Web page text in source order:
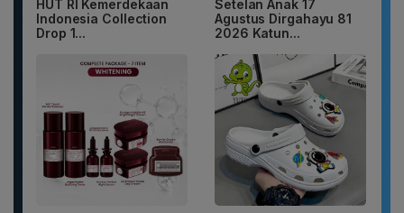
HUT RI Kemerdekaan
Indonesia Collection
Drop 1...
Setelan Anak 17
Agustus Dirgahayu 81
2026 Katun...